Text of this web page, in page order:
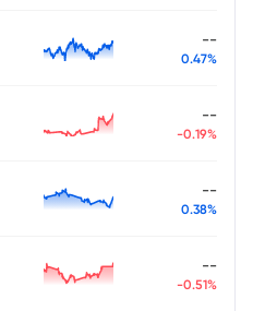
--
0.47%
--
-0.19%
--
0.38%
--
-0.51%